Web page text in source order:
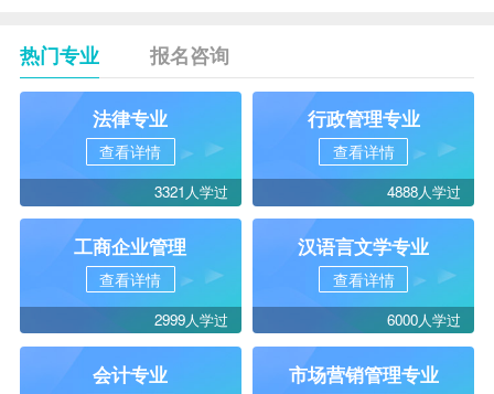
热门专业 报名咨询
法律专业
查看详情
3321人学过
行政管理专业
查看详情
4888人学过
工商企业管理
查看详情
2999人学过
汉语言文学专业
查看详情
6000人学过
会计专业 市场营销管理专业